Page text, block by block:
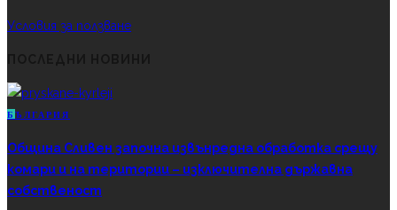
Условия за ползване
Б ЪЛГАРИЯ
Община Сливен започна извънредна обработка срещу
комари и на територии – изключителна държавна
собственост